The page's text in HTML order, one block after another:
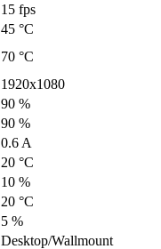
15 fps
45 °C
70 °C
1920x1080
90 %
90 %
0.6 A
20 °C
10 %
20 °C
5 %
Desktop/Wallmount